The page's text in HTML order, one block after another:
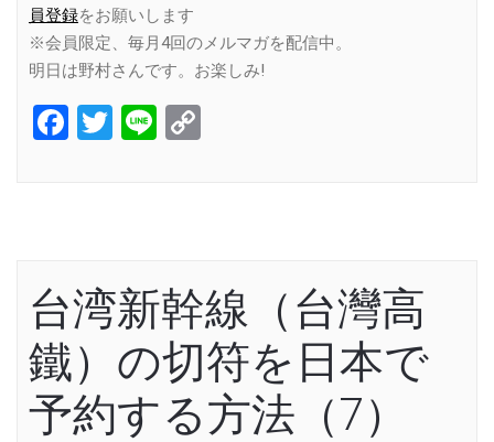
員登録をお願いします
※会員限定、毎月4回のメルマガを配信中。
明日は野村さんです。お楽しみ!
Facebook
Twitter
Line
台湾新幹線（台灣高
鐵）の切符を日本で
予約する方法（7）